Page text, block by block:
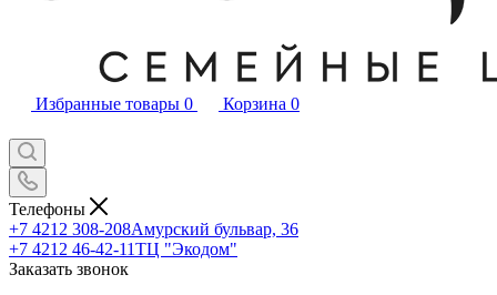
Избранные товары 0 Корзина 0
Телефоны
+7 4212 308-208Амурский бульвар, 36
+7 4212 46-42-11ТЦ "Экодом"
Заказать звонок